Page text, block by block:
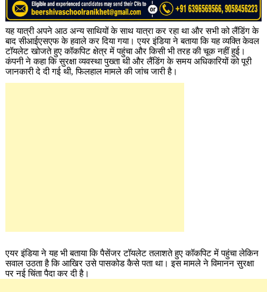
यह यात्री अपने आठ अन्य साथियों के साथ यात्रा कर रहा था और सभी को लैंडिंग के
बाद सीआईएसएफ के हवाले कर दिया गया। एयर इंडिया ने बताया कि यह व्यक्ति केवल
टॉयलेट खोजते हुए कॉकपिट क्षेत्र में पहुंचा और किसी भी तरह की चूक नहीं हुई।
कंपनी ने कहा कि सुरक्षा व्यवस्था पुख्ता थी और लैंडिंग के समय अधिकारियों को पूरी
जानकारी दे दी गई थी, फिलहाल मामले की जांच जारी है।
एयर इंडिया ने यह भी बताया कि पैसेंजर टॉयलेट तलाशते हुए कॉकपिट में पहुंचा लेकिन
सवाल उठता है कि आखिर उसे पासकोड कैसे पता था। इस मामले ने विमानन सुरक्षा
पर नई चिंता पैदा कर दी है।